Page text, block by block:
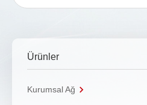
Ürünler
Kurumsal Ağ